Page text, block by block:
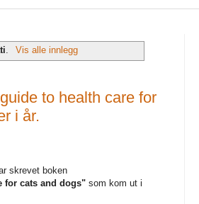
. Vis alle innlegg
to health care for
i år.
skrevet boken
for cats and dogs" som kom ut i